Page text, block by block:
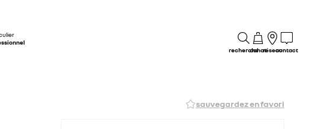
rechercheachatréseaucontact
sauvegardez en favori